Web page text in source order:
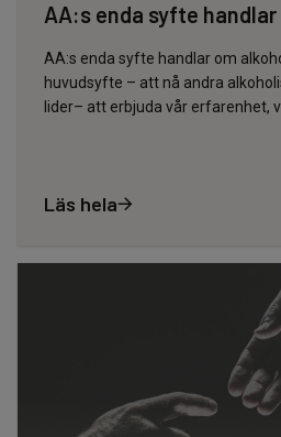
AA:s enda syfte
AA:s enda syfte handlar om
huvudsyfte – att nå andra
lider– att erbjuda vår erfarenhet,
Läs hela